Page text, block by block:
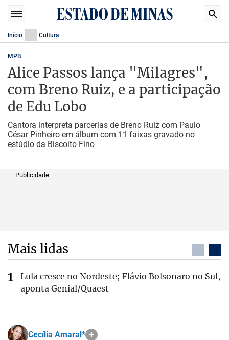
Início Cultura
MPB
Alice Passos lança "Milagres",
com Breno Ruiz, e a participação
de Edu Lobo
Cantora interpreta parcerias de Breno Ruiz com Paulo
César Pinheiro em álbum com 11 faixas gravado no
estúdio da Biscoito Fino
Publicidade
Mais lidas
Lula cresce no Nordeste; Flávio Bolsonaro no Sul,
aponta Genial/Quaest
Cecília Amaral*